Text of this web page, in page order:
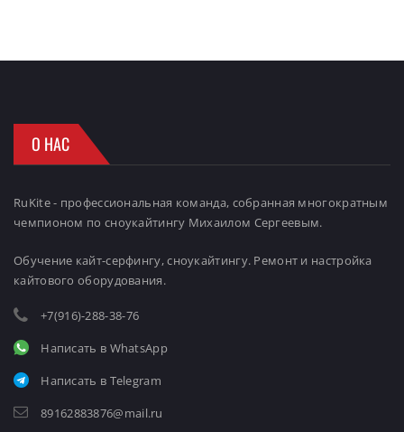
О НАС
RuKite - профессиональная команда, собранная многократным
чемпионом по сноукайтингу Михаилом Сергеевым.
Обучение кайт-серфингу, сноукайтингу. Ремонт и настройка
кайтового оборудования.
+7(916)-288-38-76
Написать в WhatsApp
Написать в Telegram
89162883876@mail.ru